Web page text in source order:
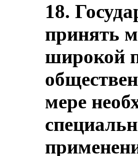
18.
принять
широкой
мере